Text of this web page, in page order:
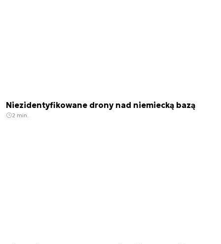
Niezidentyfikowane drony nad niemiecką bazą
2 min.